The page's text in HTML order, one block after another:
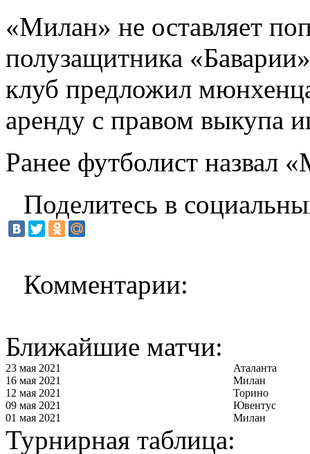
«Милан» не оставляет
полузащитника
клуб предложил
аренду с правом выкупа
Ранее футболист назвал
Поделитесь в
Комментарии:
Ближайшие матчи:
23 мая 2021
Аталанта
16 мая 2021
Милан
12 мая 2021
Торино
09 мая 2021
Ювентус
01 мая 2021
Милан
Турнирная таблица: